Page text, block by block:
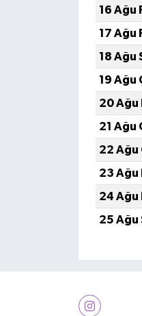
16 Ağu
17 Ağu
18 Ağu
19 Ağu
20 Ağu
21 Ağu
22 Ağu
23 Ağu
24 Ağu
25 Ağu